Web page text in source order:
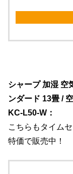
シャープ 加湿 空
ンダード 13畳 /
KC-L50-W：
こちらもタイム
特価で販売中！